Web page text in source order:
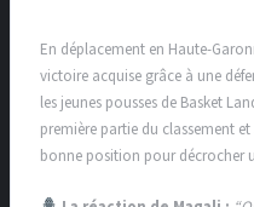
En déplacement en Haute-
victoire acquise grâce à une
les jeunes pousses de Basket
première partie du classement
bonne position pour décrocher